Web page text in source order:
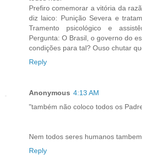
Prefiro comemorar a vitória da
diz laico: Punição Severa e
Tramento psicológico e
Pergunta: O Brasil, o governo do
condições para tal? Ouso chutar
Reply
Anonymous 4:13 AM
"também não coloco todos os
Nem todos seres humanos tambem.
Reply